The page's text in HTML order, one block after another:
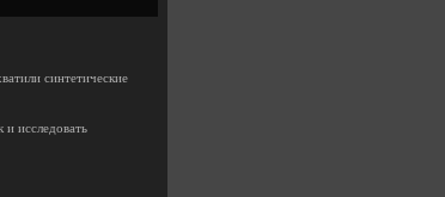
синтетические
и исследовать